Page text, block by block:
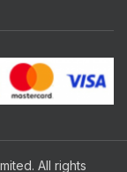
All rights